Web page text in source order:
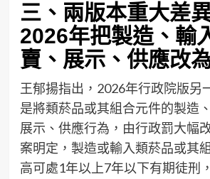
三、兩版本重大差
2026年把製造、輸
賣、展示、供應改
王郁揚指出，2026年行政院版另
是將類菸品或其組合元件的製造
展示、供應行為，由行政罰大幅
案明定，製造或輸入類菸品或其
高可處1年以上7年以下有期徒刑